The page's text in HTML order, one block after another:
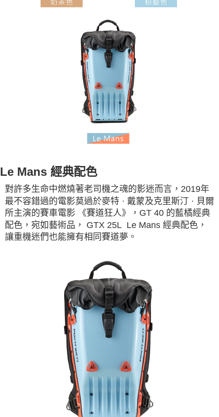
Le Mans 經典配色
對許多生命中燃燒著老司機之魂的影迷而言，2019年
最不容錯過的電影莫過於麥特 · 戴蒙及克里斯汀 · 貝爾
所主演的賽車電影 《賽道狂人》，GT 40 的藍橘經典
配色，宛如藝術品， GTX 25L Le Mans 經典配色，
讓重機迷們也能擁有相同賽道夢。